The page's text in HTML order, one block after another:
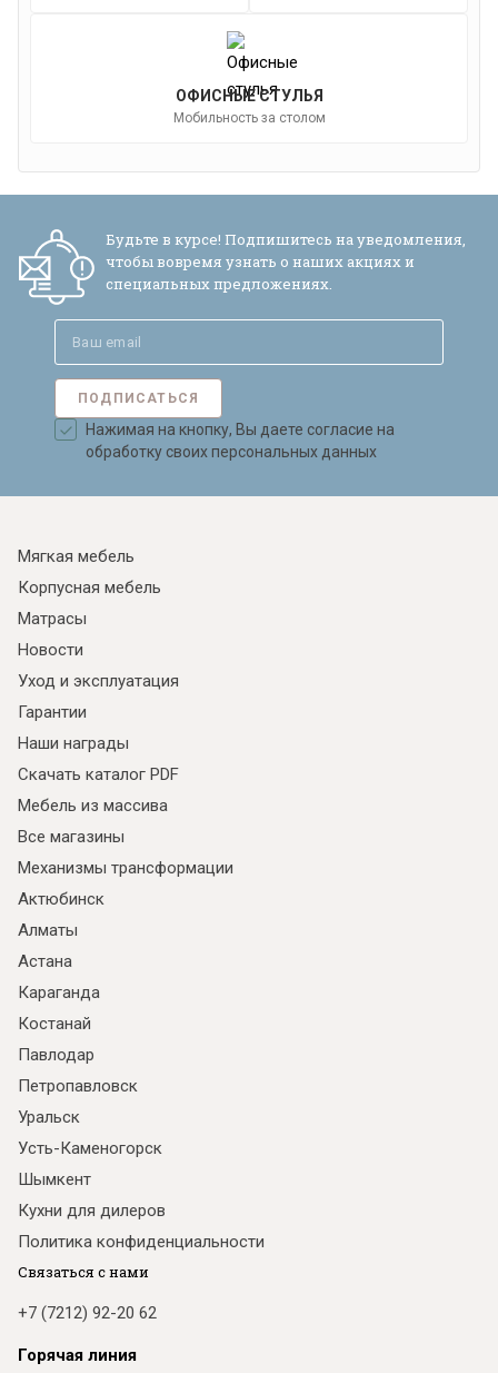
ОФИСНЫЕ СТУЛЬЯ
Мобильность за столом
Будьте в курсе! Подпишитесь на уведомления,
чтобы вовремя узнать о наших акциях и
специальных предложениях.
ПОДПИСАТЬСЯ
Нажимая на кнопку, Вы даете согласие на
обработку своих персональных данных
Мягкая мебель
Корпусная мебель
Матрасы
Новости
Уход и эксплуатация
Гарантии
Наши награды
Скачать каталог PDF
Мебель из массива
Все магазины
Механизмы трансформации
Актюбинск
Алматы
Астана
Караганда
Костанай
Павлодар
Петропавловск
Уральск
Усть-Каменогорск
Шымкент
Кухни для дилеров
Политика конфиденциальности
Связаться с нами
+7 (7212) 92-20 62
Горячая линия